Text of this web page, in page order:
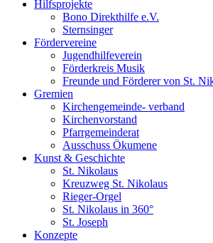
Hilfsprojekte
Bono Direkthilfe e.V.
Sternsinger
Fördervereine
Jugendhilfeverein
Förderkreis Musik
Freunde und Förderer von St.
Gremien
Kirchengemeinde- verband
Kirchenvorstand
Pfarrgemeinderat
Ausschuss Ökumene
Kunst & Geschichte
St. Nikolaus
Kreuzweg St. Nikolaus
Rieger-Orgel
St. Nikolaus in 360°
St. Joseph
Konzepte